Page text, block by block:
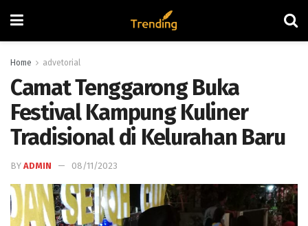
Home advetorial
Camat Tenggarong Buka
Festival Kampung Kuliner
Tradisional di Kelurahan Baru
BY ADMIN 08/11/2023